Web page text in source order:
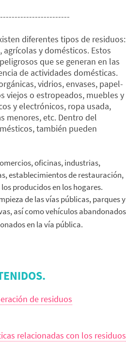
diferentes tipos de residuos:
y domésticos. Estos
que se generan en las
de actividades domésticas.
vidrios, envases, papel-
viejos o estropeados, muebles y
y electrónicos, ropa usada,
menores, etc. Dentro del
también pueden
oficinas, industrias,
establecimientos de restauración,
producidos en los hogares.
de las vías públicas, parques y
así como vehículos abandonados
en la vía pública.
de residuos
relacionadas con los residuos